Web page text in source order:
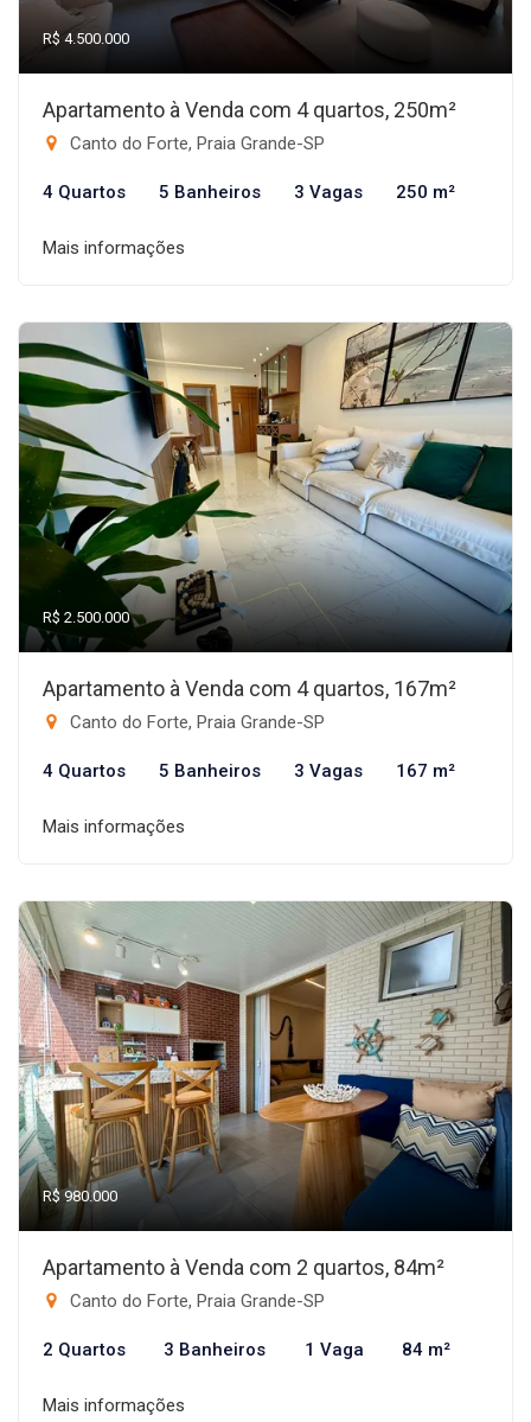
R$ 4.500.000
Apartamento à Venda com 4 quartos, 250m²
Canto do Forte, Praia Grande-SP
4 Quartos 5 Banheiros 3 Vagas 250 m²
Mais informações
R$ 2.500.000
Apartamento à Venda com 4 quartos, 167m²
Canto do Forte, Praia Grande-SP
4 Quartos 5 Banheiros 3 Vagas 167 m²
Mais informações
R$ 980.000
Apartamento à Venda com 2 quartos, 84m²
Canto do Forte, Praia Grande-SP
2 Quartos 3 Banheiros 1 Vaga 84 m²
Mais informações